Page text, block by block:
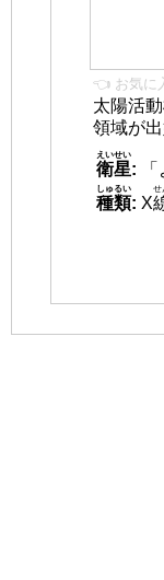
👈 お気に
太陽活
領域が出
衛星
えいせい
:
種類
しゅるい
: X
せ